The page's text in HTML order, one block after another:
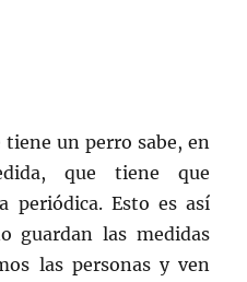
un perro sabe, en
que tiene que
periódica. Esto es así
guardan las medidas
las personas y ven